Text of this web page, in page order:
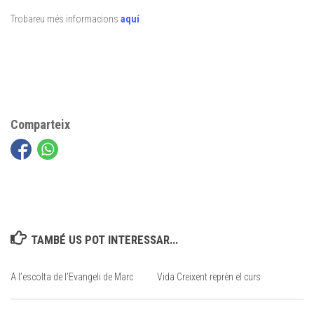
Trobareu més informacions aquí
Comparteix
TAMBÉ US POT INTERESSAR...
A l’escolta de l’Evangeli de Marc Vida Creixent reprèn el curs